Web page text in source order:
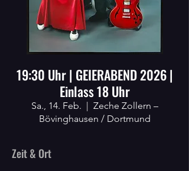
19:30 Uhr | GEIERABEND 2026 |
Einlass 18 Uhr
Sa., 14. Feb.
  |
Zeche Zollern –
Bövinghausen / Dortmund
Zeit & Ort